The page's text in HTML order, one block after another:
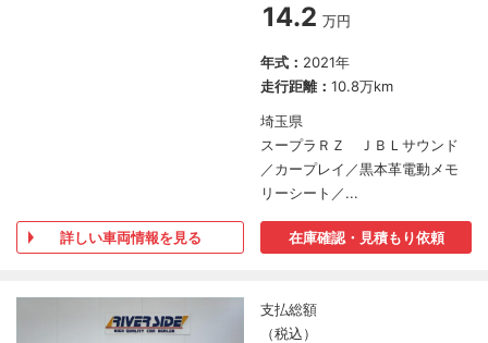
14.2 万円
年式： 2021年
走行距離： 10.8万km
埼玉県
スープラＲＺ ＪＢＬサウンド
／カープレイ／黒本革電動メモ
リーシート／...
詳しい車両情報を見る 在庫確認・見積もり依頼
支払総額
（税込）